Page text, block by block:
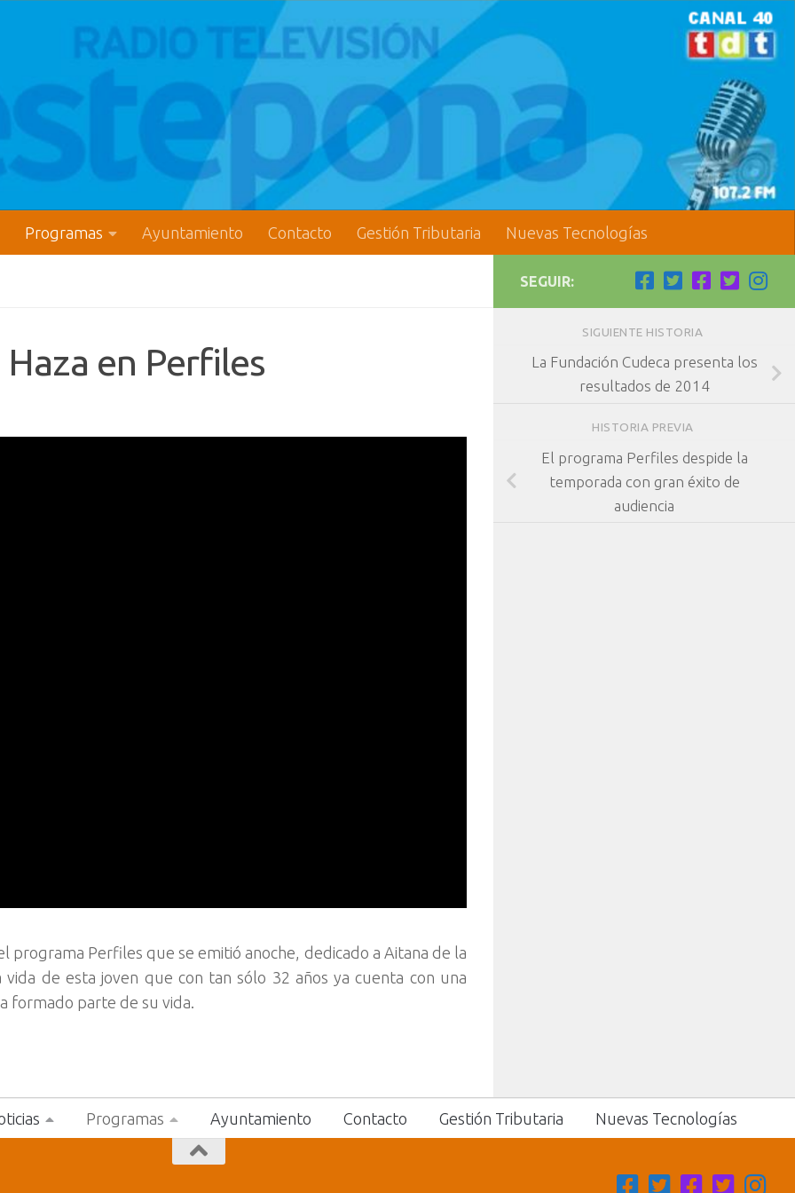
Programas Ayuntamiento Contacto Gestión Tributaria Nuevas Tecnologías
en Perfiles
Perfiles que se emitió anoche, dedicado a Aitana de la
de esta joven que con tan sólo 32 años ya cuenta con una
formado parte de su vida.
SEGUIR:
SIGUIENTE HISTORIA
La Fundación Cudeca presenta los
resultados de 2014
HISTORIA PREVIA
El programa Perfiles despide la
temporada con gran éxito de
audiencia
Programas Ayuntamiento Contacto Gestión Tributaria Nuevas Tecnologías